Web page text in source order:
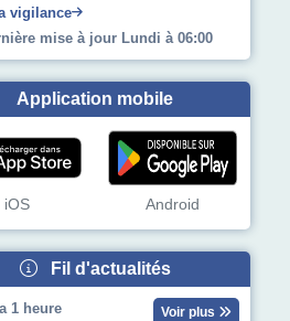
10 to 40.
vigilance
mise à jour Lundi à 06:00
Application mobile
iOS Android
Fil d'actualités
1 heure Voir plus